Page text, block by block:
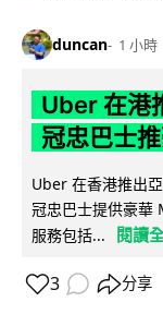
duncan 1 小時
Uber 在港
冠忠巴士
Uber 在香港推出
冠忠巴士提供豪華
服務包括...
閱讀
3 分享